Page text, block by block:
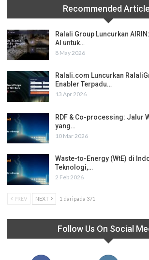
Recommended
Ralali Group Luncurkan
AI untuk…
8 May 2026
Ralali.com Luncurkan
Enabler Terpadu…
13 Apr 2026
RDF & Co-processing: Jalur
yang…
10 Mar 2026
Waste-to-Energy (WtE) di
Teknologi,…
2 Feb 2026
PREV NEXT 1 daripada 371
Follow Us On Social